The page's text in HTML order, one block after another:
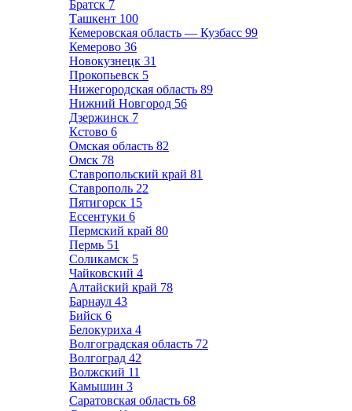
Братск 7
Ташкент 100
Кемеровская область — Кузбасс 99
Кемерово 36
Новокузнецк 31
Прокопьевск 5
Нижегородская область 89
Нижний Новгород 56
Дзержинск 7
Кстово 6
Омская область 82
Омск 78
Ставропольский край 81
Ставрополь 22
Пятигорск 15
Ессентуки 6
Пермский край 80
Пермь 51
Соликамск 5
Чайковский 4
Алтайский край 78
Барнаул 43
Бийск 6
Белокуриха 4
Волгоградская область 72
Волгоград 42
Волжский 11
Камышин 3
Саратовская область 68